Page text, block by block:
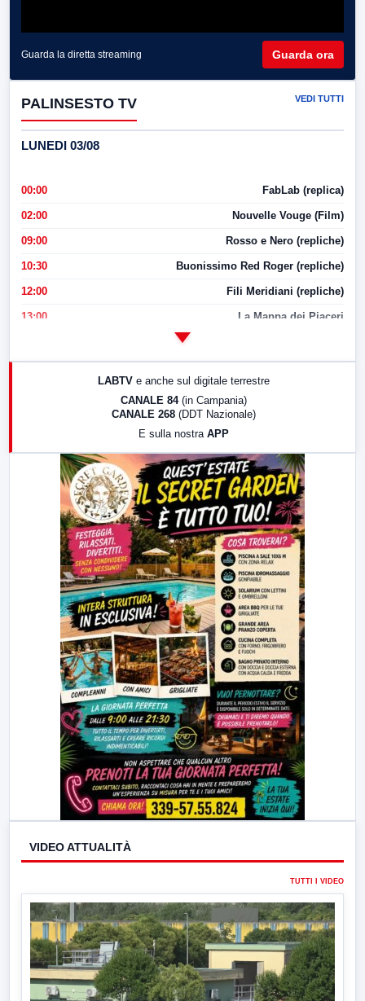
Guarda la diretta streaming Guarda ora
PALINSESTO TV VEDI TUTTI
LUNEDI 03/08
00:00 FabLab (replica)
02:00 Nouvelle Vouge (Film)
09:00 Rosso e Nero (repliche)
10:30 Buonissimo Red Roger (repliche)
12:00 Fili Meridiani (repliche)
13:00 La Mappa dei Piaceri
LabNews (replica)
LABTV e anche sul digitale terrestre
CANALE 84 (in Campania)
CANALE 268 (DDT Nazionale)
E sulla nostra APP
VIDEO ATTUALITÀ
TUTTI I VIDEO